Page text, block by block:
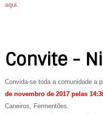
aqui
Convite -
Convida-se toda a comunidade a
de novembro de 2017 pelas
Caneiros, Fermentões.